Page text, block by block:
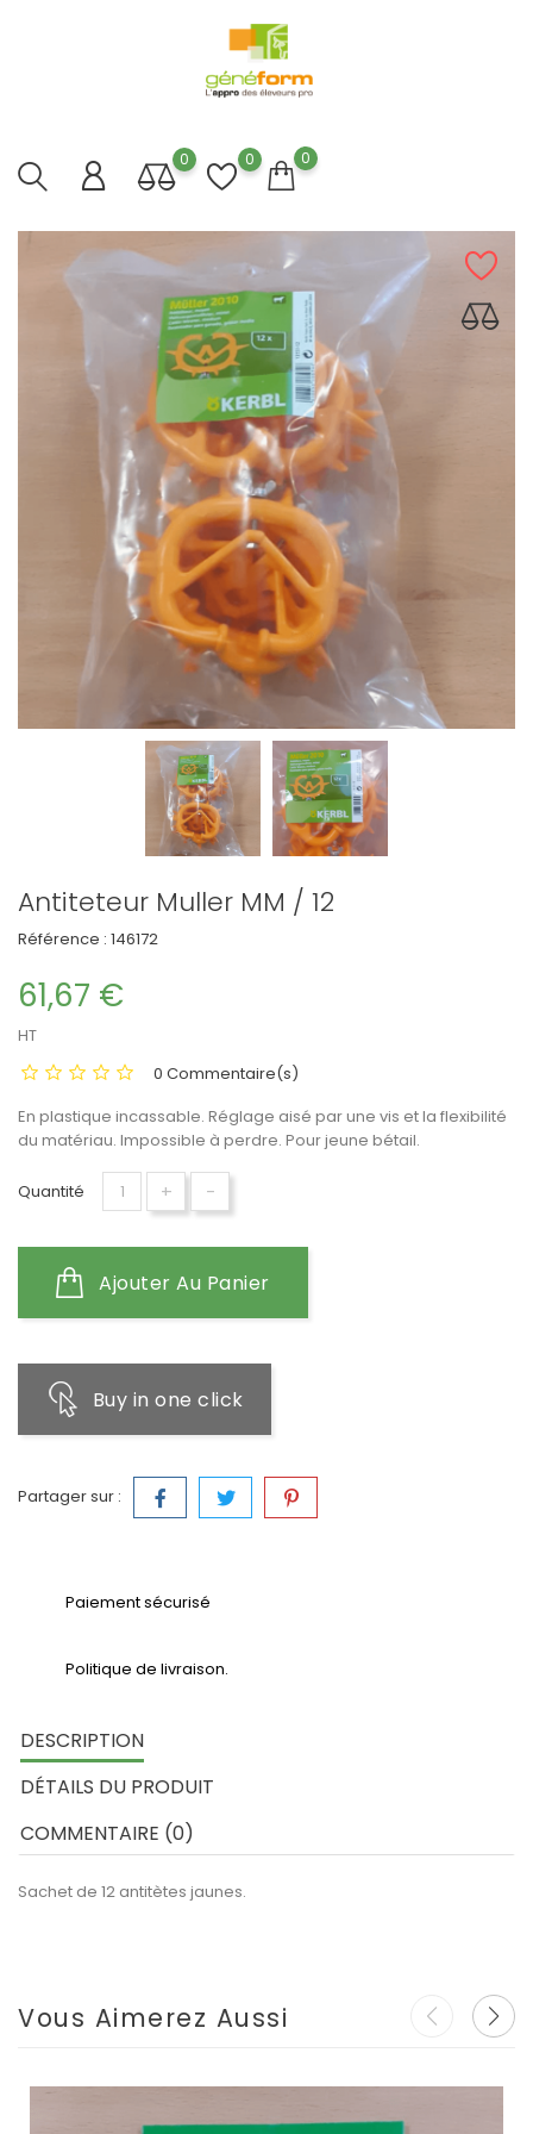
0 0 0
Antiteteur Muller MM / 12
Référence : 146172
61,67 €
HT
0 Commentaire(s)
En plastique incassable. Réglage aisé par une vis et la flexibilité
du matériau. Impossible à perdre. Pour jeune bétail.
Quantité + -
Ajouter Au Panier
Buy in one click
Partager sur :
Paiement sécurisé
Politique de livraison.
DESCRIPTION
DÉTAILS DU PRODUIT
COMMENTAIRE (0)
Sachet de 12 antitètes jaunes.
Vous Aimerez Aussi